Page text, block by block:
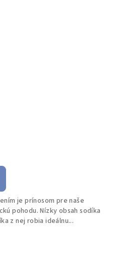
je prínosom pre naše
pohodu. Nízky obsah sodíka
z nej robia ideálnu...